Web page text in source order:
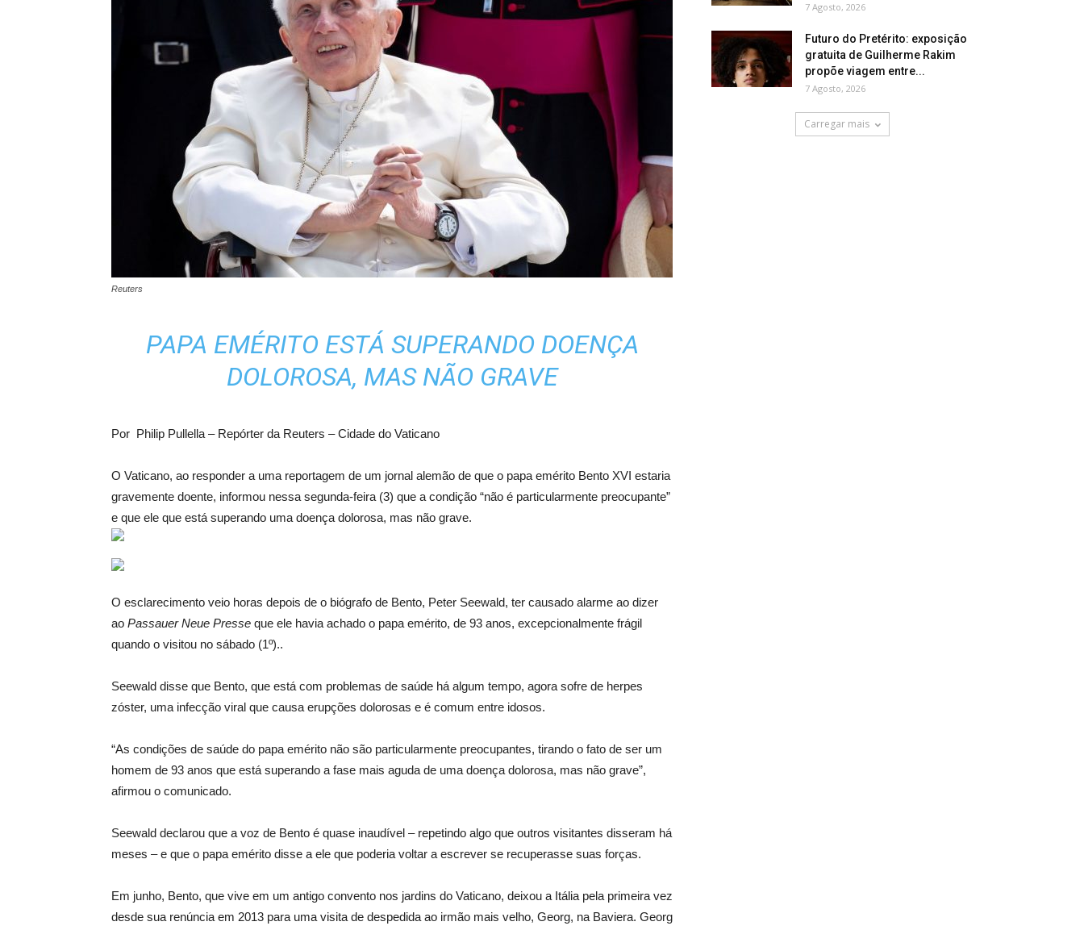
Reuters
PAPA EMÉRITO ESTÁ SUPERANDO DOENÇA
DOLOROSA, MAS NÃO GRAVE
Por Philip Pullella – Repórter da Reuters – Cidade do Vaticano
O Vaticano, ao responder a uma reportagem de um jornal alemão de que o papa emérito Bento XVI estaria
gravemente doente, informou nessa segunda-feira (3) que a condição “não é particularmente preocupante”
e que ele que está superando uma doença dolorosa, mas não grave.
O esclarecimento veio horas depois de o biógrafo de Bento, Peter Seewald, ter causado alarme ao dizer
ao Passauer Neue Presse que ele havia achado o papa emérito, de 93 anos, excepcionalmente frágil
quando o visitou no sábado (1º)..
Seewald disse que Bento, que está com problemas de saúde há algum tempo, agora sofre de herpes
zóster, uma infecção viral que causa erupções dolorosas e é comum entre idosos.
“As condições de saúde do papa emérito não são particularmente preocupantes, tirando o fato de ser um
homem de 93 anos que está superando a fase mais aguda de uma doença dolorosa, mas não grave”,
afirmou o comunicado.
Seewald declarou que a voz de Bento é quase inaudível – repetindo algo que outros visitantes disseram há
meses – e que o papa emérito disse a ele que poderia voltar a escrever se recuperasse suas forças.
Em junho, Bento, que vive em um antigo convento nos jardins do Vaticano, deixou a Itália pela primeira vez
desde sua renúncia em 2013 para uma visita de despedida ao irmão mais velho, Georg, na Baviera. Georg
7 Agosto, 2026
Futuro do Pretérito: exposição
gratuita de Guilherme Rakim
propõe viagem entre...
7 Agosto, 2026
Carregar mais